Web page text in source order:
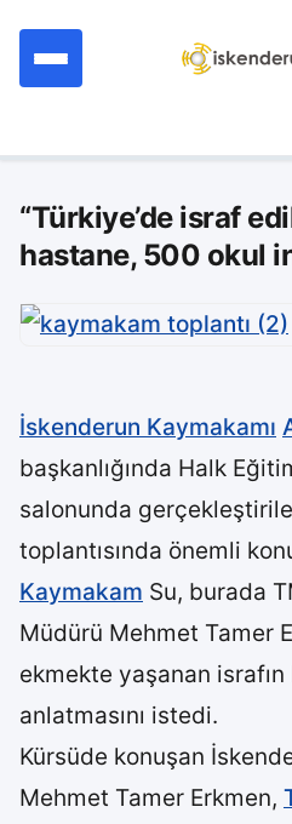
“Türkiye’de israf
hastane, 500 okul
İskenderun Kaymakamı
başkanlığında Halk
salonunda
toplantısında önemli
Kaymakam Su, burada
Müdürü Mehmet Tamer
ekmekte yaşanan
anlatmasını istedi.
Kürsüde konuşan
Mehmet Tamer Erkmen,